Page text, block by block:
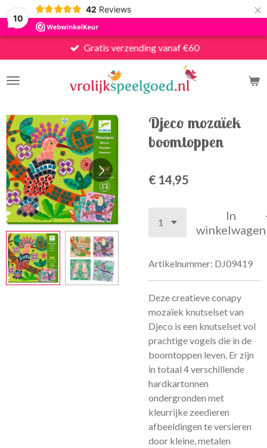
10
42 Reviews ×
Gratis verzending vanaf €60
Djeco mozaïek
boomtoppen
€ 14,95
In
winkelwagen
Artikelnummer: DJ09419
Deze creatieve conapy
mozaïek knutselset van
Djeco is een knutselset vol
prachtige vogels die in de
boomtoppen leven. Er zijn
in totaal 4 verschillende
hardkartonnen
ondergronden met
kleurrijke zeedieren
afbeeldingen te versieren
door kleine, metalen